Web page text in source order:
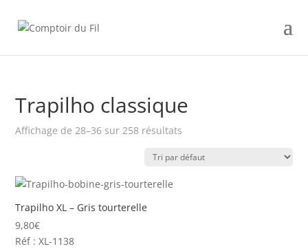
Trapilho classique
Affichage de 28–36 sur 258 résultats
Trapilho XL – Gris tourterelle
9,80€
Réf : XL-1138